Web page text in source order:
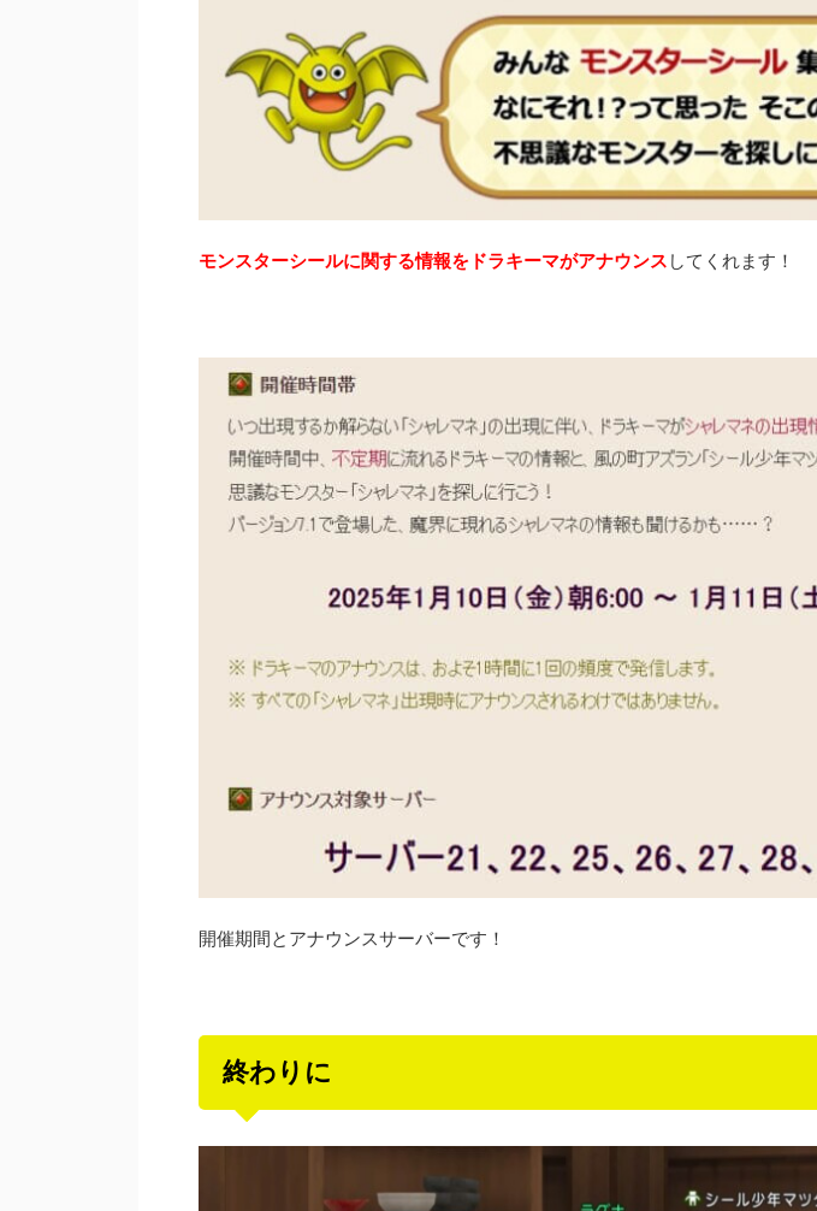
モンスターシールに関する情報をドラキーマがアナウンス してくれます！
開催期間とアナウンスサーバーです！
終わりに